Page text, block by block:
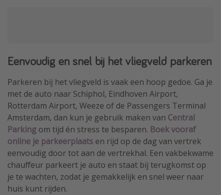
Eenvoudig en snel bij het vliegveld parkeren
Parkeren bij het vliegveld is vaak een hoop gedoe. Ga je
met de auto naar Schiphol, Eindhoven Airport,
Rotterdam Airport, Weeze of de Passengers Terminal
Amsterdam, dan kun je gebruik maken van Central
Parking om tijd én stress te besparen. Boek vooraf
online je parkeerplaats en rijd op de dag van vertrek
eenvoudig door tot aan de vertrekhal. Een vakbekwame
chauffeur parkeert je auto en staat bij terugkomst op
je te wachten, zodat je gemakkelijk en snel weer naar
huis kunt rijden.